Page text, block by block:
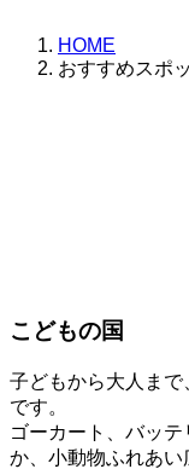
HOME
おすすめスポ
こどもの国
子どもから大人ま
です。
ゴーカート、バッ
か、小動物ふれあい